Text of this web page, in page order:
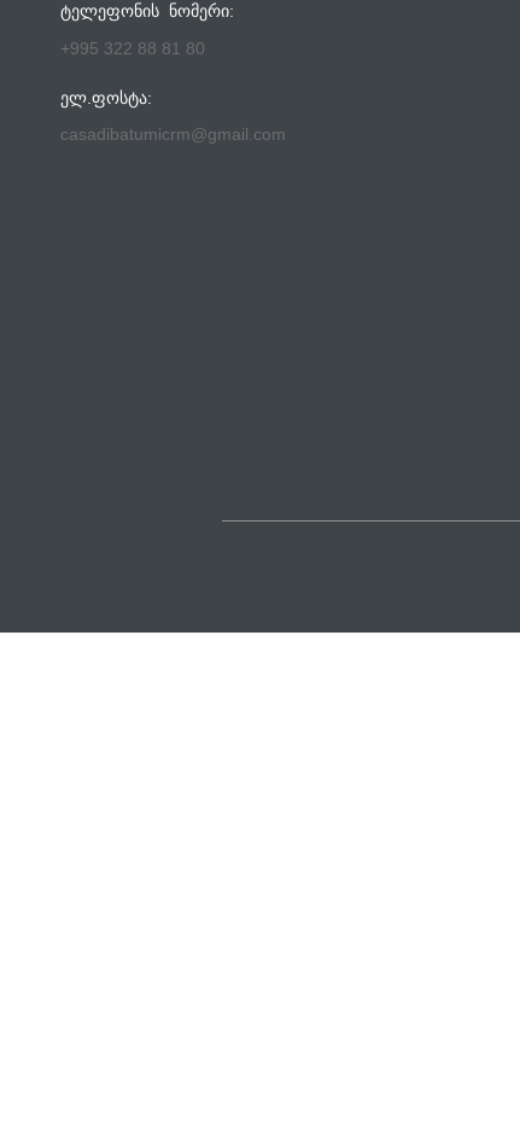
ᲢᲔᲚᲔᲤᲝᲜᲘᲡ ᲜᲝᲛᲔᲠᲘ:
+995 322 88 81 80
ᲔᲚ.ᲤᲝᲡᲢᲐ:
casadibatumicrm@gmail.com